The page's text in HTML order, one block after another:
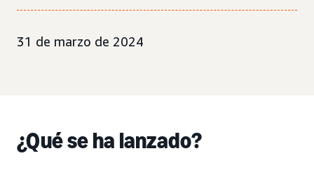
31 de marzo de 2024
¿Qué se ha lanzado?